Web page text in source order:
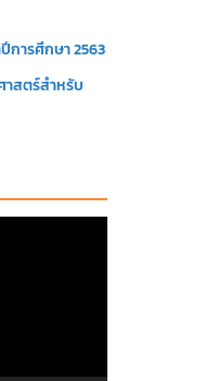
การศึกษา 2563
สตร์สำหรับ